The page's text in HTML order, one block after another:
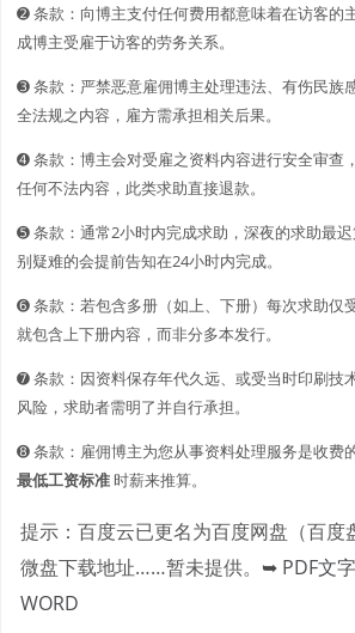
➋️️ 条款：向博主支付任何费用都意味着在访客的
成博主受雇于访客的劳务关系。
➌ 条款：严禁恶意雇佣博主处理违法、有伤民族
全法规之内容，雇方需承担相关后果。
➍ 条款：博主会对受雇之资料内容进行安全审查
任何不法内容，此类求助直接退款。
➎ 条款：通常2小时内完成求助，深夜的求助最
别疑难的会提前告知在24小时内完成。
➏ 条款：若包含多册（如上、下册）每次求助仅
就包含上下册内容，而非分多本发行。
➐ 条款：因资料保存年代久远、或受当时印刷技
风险，求助者需明了并自行承担。
➑ 条款：雇佣博主为您从事资料处理服务是收费
最低工资标准时薪来推算。
提示：百度云已更名为百度网盘（百度
微盘下载地址……暂未提供。 ➥ PDF文
WORD